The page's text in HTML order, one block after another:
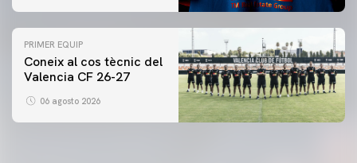
PRIMER EQUIP
Coneix al cos tècnic del
Valencia CF 26-27
06 agosto 2026